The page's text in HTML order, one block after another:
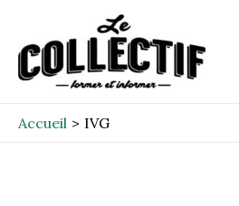
contenu
Accueil IVG